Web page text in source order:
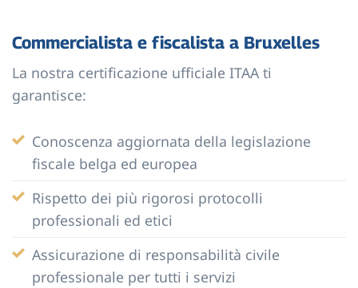
Commercialista e fiscalista a Bruxelles
La nostra certificazione ufficiale ITAA ti
garantisce:
Conoscenza aggiornata della legislazione
fiscale belga ed europea
Rispetto dei più rigorosi protocolli
professionali ed etici
Assicurazione di responsabilità civile
professionale per tutti i servizi